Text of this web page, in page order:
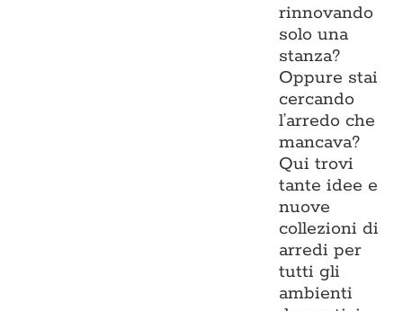
rinnovando
solo una
stanza?
Oppure stai
cercando
l’arredo che
mancava?
Qui trovi
tante idee e
nuove
collezioni di
arredi per
tutti gli
ambienti